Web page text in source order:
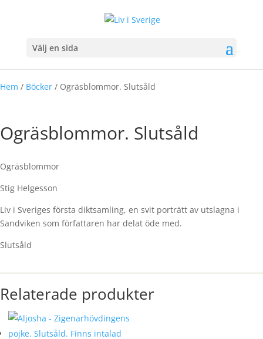
Välj en sida
Hem / Böcker / Ogräsblommor. Slutsåld
Ogräsblommor. Slutsåld
Ogräsblommor
Stig Helgesson
Liv i Sveriges första diktsamling, en svit porträtt av utslagna i
Sandviken som författaren har delat öde med.
Slutsåld
Relaterade produkter